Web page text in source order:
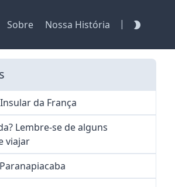
Sobre Nossa História |
da França
Lembre-se de alguns
viajar